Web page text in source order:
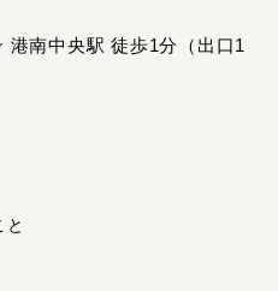
港南中央駅 徒歩1分（出口1
と